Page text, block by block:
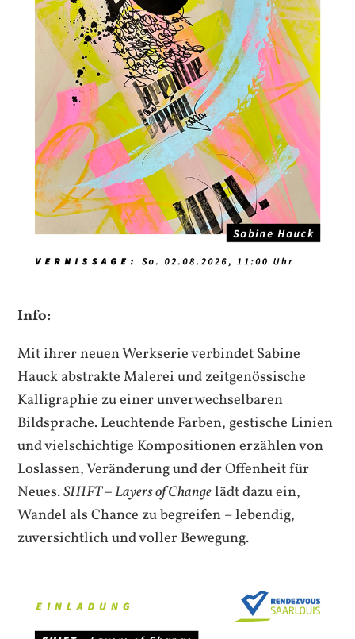
Info:
Mit ihrer neuen Werkserie verbindet Sabine
Hauck abstrakte Malerei und zeitgenössische
Kalligraphie zu einer unverwechselbaren
Bildsprache. Leuchtende Farben, gestische Linien
und vielschichtige Kompositionen erzählen von
Loslassen, Veränderung und der Offenheit für
Neues.SHIFT – Layers of Changelädt dazu ein,
Wandel als Chance zu begreifen – lebendig,
zuversichtlich und voller Bewegung.